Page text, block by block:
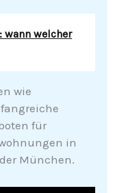
wann welcher
wie
für
in
München.